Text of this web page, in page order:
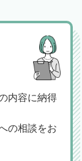
内容に納得
の相談をお